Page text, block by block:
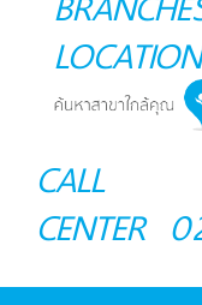
LOCATION
CALL
CENTER